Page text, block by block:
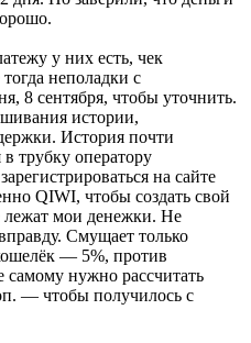
у них есть, чек
неполадки с
8 сентября, чтобы уточнить.
истории,
История почти
трубку оператору
на сайте
QIWI, чтобы создать свой
мои денежки. Не
Смущает только
— 5%, против
нужно рассчитать
— чтобы получилось с